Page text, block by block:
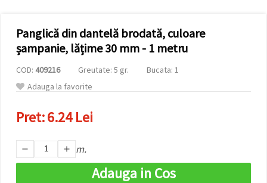
analiză și
marketing.
Puteți fi de
acord să
utilizați
toate
cookie -
clic pe
"acceptati
să vă
indicați
preferințele
Panglică din dantelă brodată, culoare
șampanie, lățime 30 mm - 1 metru
COD: 409216 Greutate: 5 gr.
Bucata: 1
Adauga la favorite
Pret:6.24 Lei
m.
Adauga in Cos